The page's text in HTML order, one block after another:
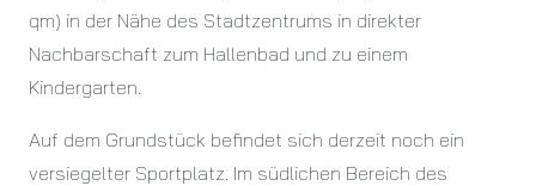
qm) in der Nähe des Stadtzentrums in direkter
Nachbarschaft zum Hallenbad und zu einem
Kindergarten.
Auf dem Grundstück befindet sich derzeit noch ein
versiegelter Sportplatz. Im südlichen Bereich des